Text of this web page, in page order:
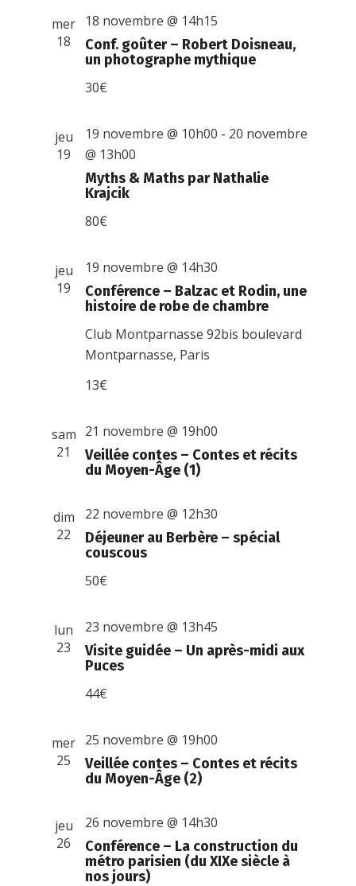
mer
18
Conf. goûter – Robert Doisneau,
un photographe mythique
18 novembre @ 14h15
30€
jeu
19
Myths & Maths par Nathalie
Krajcik
19 novembre @ 10h00 - 20 novembre
@ 13h00
80€
jeu
19
Conférence – Balzac et Rodin, une
histoire de robe de chambre
19 novembre @ 14h30
Club Montparnasse92bis boulevard
Montparnasse, Paris
13€
sam
21
Veillée contes – Contes et récits
du Moyen-Âge (1)
21 novembre @ 19h00
dim
22
Déjeuner au Berbère – spécial
couscous
22 novembre @ 12h30
50€
lun
23
Visite guidée – Un après-midi aux
Puces
23 novembre @ 13h45
44€
mer
25
Veillée contes – Contes et récits
du Moyen-Âge (2)
25 novembre @ 19h00
jeu
26
Conférence – La construction du
métro parisien (du XIXe siècle à
nos jours)
26 novembre @ 14h30